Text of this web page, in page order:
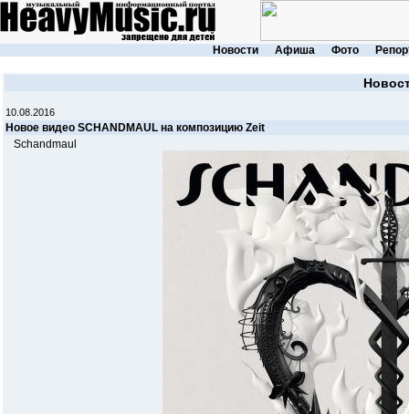
Новости Афиша Фото
10.08.2016
Новое видео SCHANDMAUL на композицию Zeit
Schandmaul